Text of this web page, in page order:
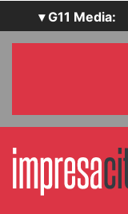
▾ G11 Media:
SecurityOpenLab